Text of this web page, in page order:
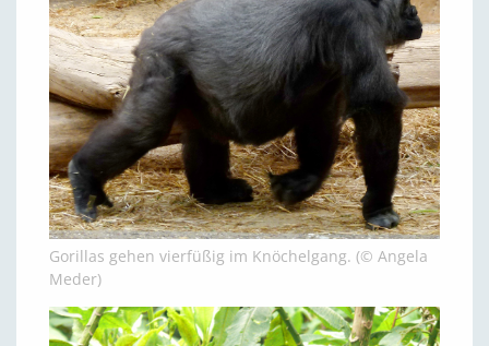
Gorillas gehen vierfüßig im Knöchelgang. (© Angela
Meder)